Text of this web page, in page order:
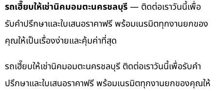
รถเฮี๊ยบให้เช่านิคมอมตะนครชลบุรี— ติดต่อเราวันนี้เพื่อ
รับคำปรึกษาและใบเสนอราคาฟรี พร้อมเนรมิตทุกงานยกของ
คุณให้เป็นเรื่องง่ายและคุ้มค่าที่สุด
รถเฮี๊ยบให้เช่านิคมอมตะนครชลบุรี ติดต่อเราวันนี้เพื่อรับคำ
ปรึกษาและใบเสนอราคาฟรี พร้อมเนรมิตทุกงานยกของคุณให้